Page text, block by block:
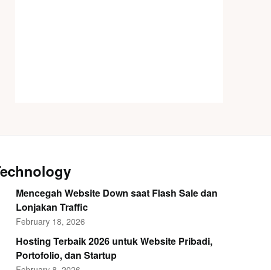
Mencegah Website Down saat Flash Sale dan
Lonjakan Traffic
February 18, 2026
Hosting Terbaik 2026 untuk Website Pribadi,
Portofolio, dan Startup